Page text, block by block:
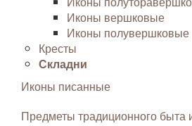
Иконы вершковые
Иконы полувершковые
Кресты
Складни
Иконы писанные
Предметы традиционного быта